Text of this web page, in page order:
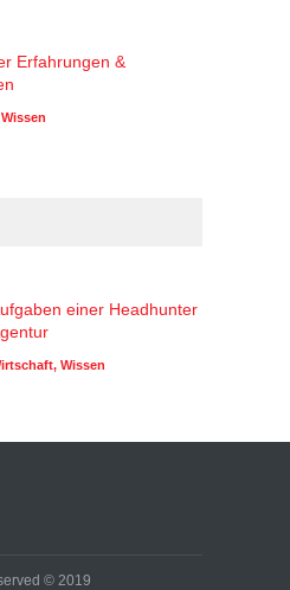
Erfahrungen &
Wissen
einer Headhunter
, Wissen
© 2019